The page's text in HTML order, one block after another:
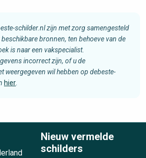
schilder.nl zijn met zorg samengesteld
bronnen, ten behoeve van de
is naar een vakspecialist.
incorrect zijn, of u de
weergegeven wil hebben op debeste-
hier
Nieuw vermelde
schilders